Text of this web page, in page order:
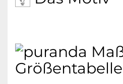
MOTIV:
DESIGNER:
FARBE:
Wandern, Feiern, Büro,
EIGENSCHAFTEN:
schnell trocknend,
Größentabelle